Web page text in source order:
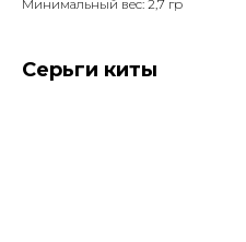
Минимальный вес: 2,7 гр
Серьги киты